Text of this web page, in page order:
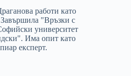
работи като
Завършила "Връзки с
университет
Има опит като
експерт.